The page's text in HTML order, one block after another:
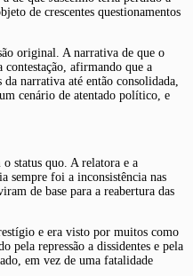
de crescentes questionamentos
original. A narrativa de que o
afirmando que a
narrativa até então consolidada,
cenário de atentado político, e
o status quo. A relatora e a
sempre foi a inconsistência nas
de base para a reabertura das
e era visto por muitos como
pela repressão a dissidentes e pela
em vez de uma fatalidade